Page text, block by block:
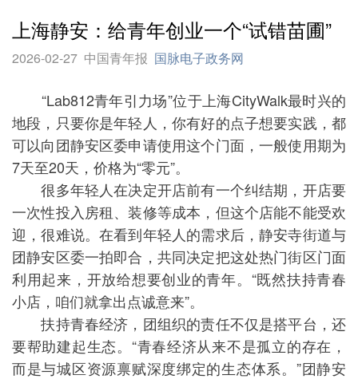
上海静安：给青年创业一个“试错苗圃”
2026-02-27 中国青年报 国脉电子政务网
“Lab812青年引力场”位于上海CityWalk最时兴的
地段，只要你是年轻人，你有好的点子想要实践，都
可以向团静安区委申请使用这个门面，一般使用期为
7天至20天，价格为“零元”。
很多年轻人在决定开店前有一个纠结期，开店要
一次性投入房租、装修等成本，但这个店能不能受欢
迎，很难说。在看到年轻人的需求后，静安寺街道与
团静安区委一拍即合，共同决定把这处热门街区门面
利用起来，开放给想要创业的青年。“既然扶持青春
小店，咱们就拿出点诚意来”。
扶持青春经济，团组织的责任不仅是搭平台，还
要帮助建起生态。“青春经济从来不是孤立的存在，
而是与城区资源禀赋深度绑定的生态体系。”团静安